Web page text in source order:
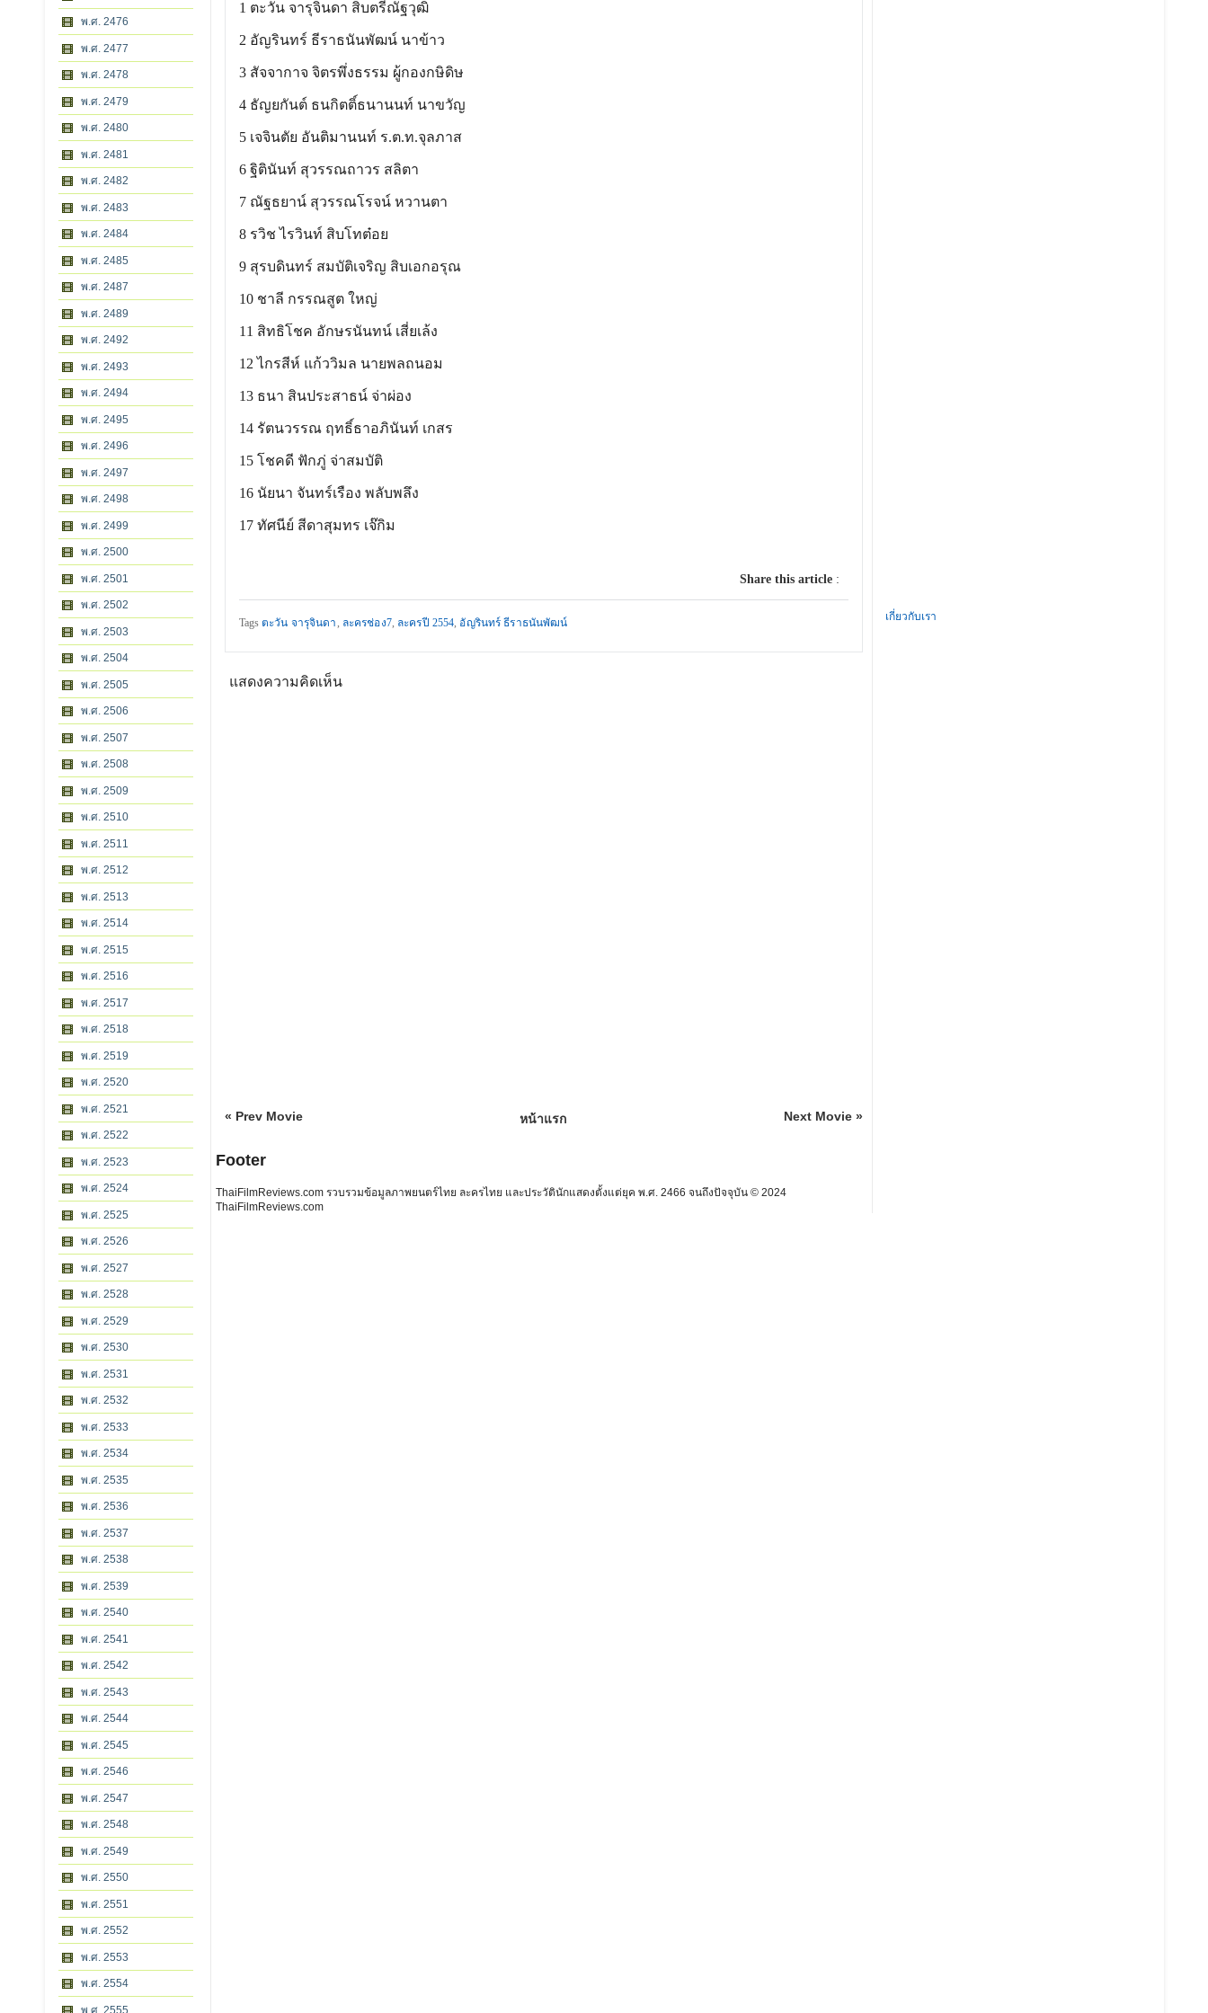
พ.ศ. 2476
พ.ศ. 2477
พ.ศ. 2478
พ.ศ. 2479
พ.ศ. 2480
พ.ศ. 2481
พ.ศ. 2482
พ.ศ. 2483
พ.ศ. 2484
พ.ศ. 2485
พ.ศ. 2487
พ.ศ. 2489
พ.ศ. 2492
พ.ศ. 2493
พ.ศ. 2494
พ.ศ. 2495
พ.ศ. 2496
พ.ศ. 2497
พ.ศ. 2498
พ.ศ. 2499
พ.ศ. 2500
พ.ศ. 2501
พ.ศ. 2502
พ.ศ. 2503
พ.ศ. 2504
พ.ศ. 2505
พ.ศ. 2506
พ.ศ. 2507
พ.ศ. 2508
พ.ศ. 2509
พ.ศ. 2510
พ.ศ. 2511
พ.ศ. 2512
พ.ศ. 2513
พ.ศ. 2514
พ.ศ. 2515
พ.ศ. 2516
พ.ศ. 2517
พ.ศ. 2518
พ.ศ. 2519
พ.ศ. 2520
พ.ศ. 2521
พ.ศ. 2522
พ.ศ. 2523
พ.ศ. 2524
พ.ศ. 2525
พ.ศ. 2526
พ.ศ. 2527
พ.ศ. 2528
พ.ศ. 2529
พ.ศ. 2530
พ.ศ. 2531
พ.ศ. 2532
พ.ศ. 2533
พ.ศ. 2534
พ.ศ. 2535
พ.ศ. 2536
พ.ศ. 2537
พ.ศ. 2538
พ.ศ. 2539
พ.ศ. 2540
พ.ศ. 2541
พ.ศ. 2542
พ.ศ. 2543
พ.ศ. 2544
พ.ศ. 2545
พ.ศ. 2546
พ.ศ. 2547
พ.ศ. 2548
พ.ศ. 2549
พ.ศ. 2550
พ.ศ. 2551
พ.ศ. 2552
พ.ศ. 2553
พ.ศ. 2554
พ.ศ. 2555
1 ตะวัน จารุจินดา สิบตรีณัฐวุฒิ
2 อัญรินทร์ ธีราธนันพัฒน์ นาข้าว
3 สัจจากาจ จิตรพึ่งธรรม ผู้กองกษิดิษ
4 ธัญยกันต์ ธนกิตติ์ธนานนท์ นาขวัญ
5 เจจินตัย อันติมานนท์ ร.ต.ท.จุลภาส
6 ฐิตินันท์ สุวรรณถาวร สลิตา
7 ณัฐธยาน์ สุวรรณโรจน์ หวานตา
8 รวิช ไรวินท์ สิบโทต๋อย
9 สุรบดินทร์ สมบัติเจริญ สิบเอกอรุณ
10 ชาลี กรรณสูต ใหญ่
11 สิทธิโชค อักษรนันทน์ เสี่ยเล้ง
12 ไกรสีห์ แก้ววิมล นายพลถนอม
13 ธนา สินประสาธน์ จ่าผ่อง
14 รัตนวรรณ ฤทธิ์ธาอภินันท์ เกสร
15 โชคดี ฟักภู่ จ่าสมบัติ
16 นัยนา จันทร์เรือง พลับพลึง
17 ทัศนีย์ สีดาสุมทร เจ๊กิม
Share this article:
Tagsตะวัน จารุจินดา, ละครช่อง7, ละครปี 2554, อัญรินทร์ ธีราธนันพัฒน์
แสดงความคิดเห็น
« Prev Movie Next Movie »
หน้าแรก
Footer
ThaiFilmReviews.com รวบรวมข้อมูลภาพยนตร์ไทย ละครไทย และประวัตินักแสดงตั้งแต่ยุค พ.ศ. 2466 จนถึงปัจจุบัน © 2024
ThaiFilmReviews.com
เกี่ยวกับเรา